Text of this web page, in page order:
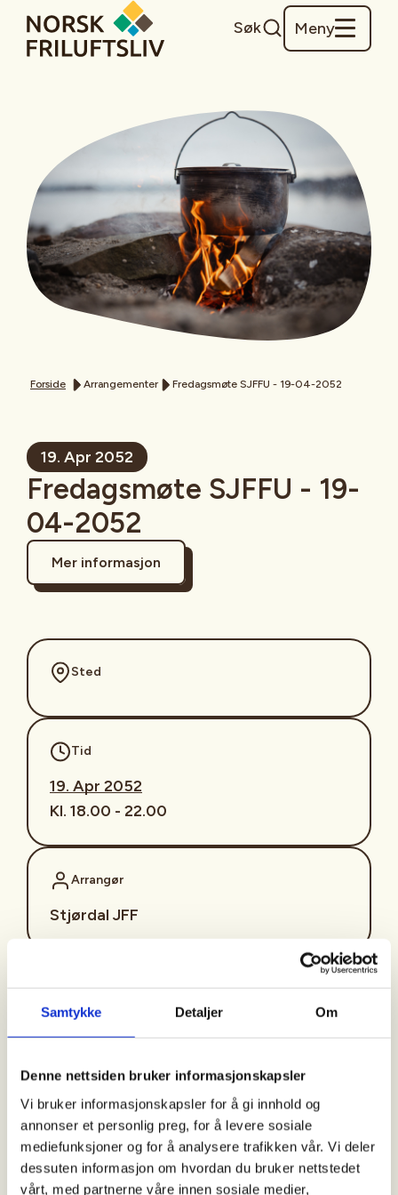
Samtykke Detaljer Om
Denne nettsiden bruker informasjonskapsler
Vi bruker informasjonskapsler for å gi innhold og
annonser et personlig preg, for å levere sosiale
mediefunksjoner og for å analysere trafikken vår. Vi deler
dessuten informasjon om hvordan du bruker nettstedet
vårt, med partnerne våre innen sosiale medier,
Søk Meny
Forside Arrangementer Fredagsmøte SJFFU - 19-04-2052
19. Apr 2052
Fredagsmøte SJFFU - 19-
04-2052
Mer informasjon
Sted
Tid
19. Apr 2052
Kl. 18.00 - 22.00
Arrangør
Stjørdal JFF
sjffung@outlook.com
Fast fredagsmøte i
Ungdomsutvalget SJFF
(SJFFU)